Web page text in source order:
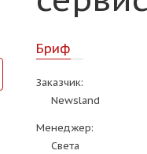
Бриф
Заказчик:
Newsland
Менеджер:
Света